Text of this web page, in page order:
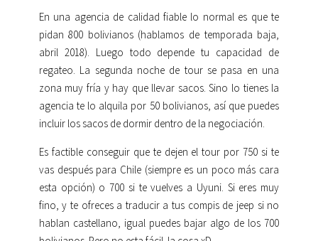
En una agencia de calidad fiable lo normal es que te
pidan 800 bolivianos (hablamos de temporada baja,
abril 2018). Luego todo depende tu capacidad de
regateo. La segunda noche de tour se pasa en una
zona muy fría y hay que llevar sacos. Sino lo tienes la
agencia te lo alquila por 50 bolivianos, así que puedes
incluir los sacos de dormir dentro de la negociación.
Es factible conseguir que te dejen el tour por 750 si te
vas después para Chile (siempre es un poco más cara
esta opción) o 700 si te vuelves a Uyuni. Si eres muy
fino, y te ofreces a traducir a tus compis de jeep si no
hablan castellano, igual puedes bajar algo de los 700